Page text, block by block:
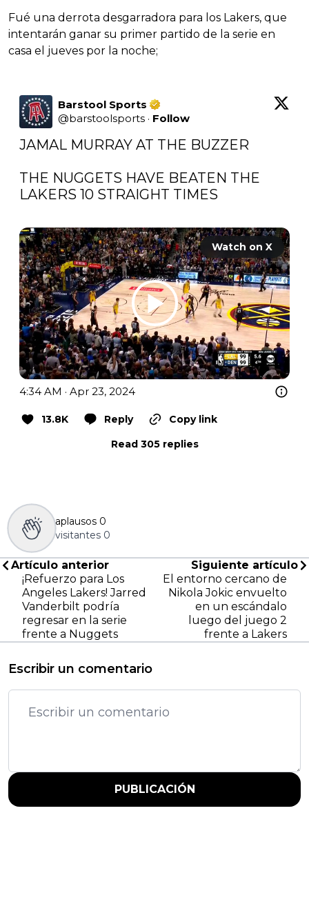
Fué una derrota desgarradora para los Lakers, que
intentarán ganar su primer partido de la serie en
casa el jueves por la noche;
Barstool Sports
@barstoolsports · Follow
JAMAL MURRAY AT THE BUZZER
THE NUGGETS HAVE BEATEN THE
LAKERS 10 STRAIGHT TIMES
Watch on X
4:34 AM · Apr 23, 2024
13.8K Reply
Copy link
Read 305 replies
aplausos 0
visitantes 0
Artículo anterior
¡Refuerzo para Los
Angeles Lakers! Jarred
Vanderbilt podría
regresar en la serie
frente a Nuggets
Siguiente artículo
El entorno cercano de
Nikola Jokic envuelto
en un escándalo
luego del juego 2
frente a Lakers
Escribir un comentario
PUBLICACIÓN